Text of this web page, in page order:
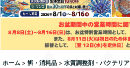
ホーム > 餌・消耗品 > 水質調整剤・バクテリア